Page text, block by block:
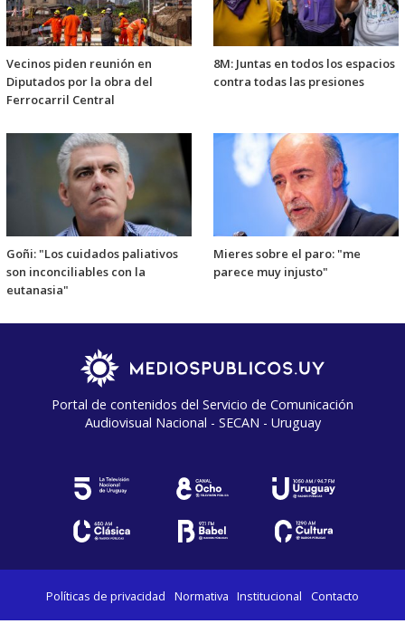
Vecinos piden reunión en
Diputados por la obra del
Ferrocarril Central
8M: Juntas en todos los espacios
contra todas las presiones
Goñi: "Los cuidados paliativos
son inconciliables con la
eutanasia"
Mieres sobre el paro: "me
parece muy injusto"
Portal de contenidos del Servicio de Comunicación
Audiovisual Nacional - SECAN - Uruguay
Políticas de privacidad Normativa Institucional Contacto